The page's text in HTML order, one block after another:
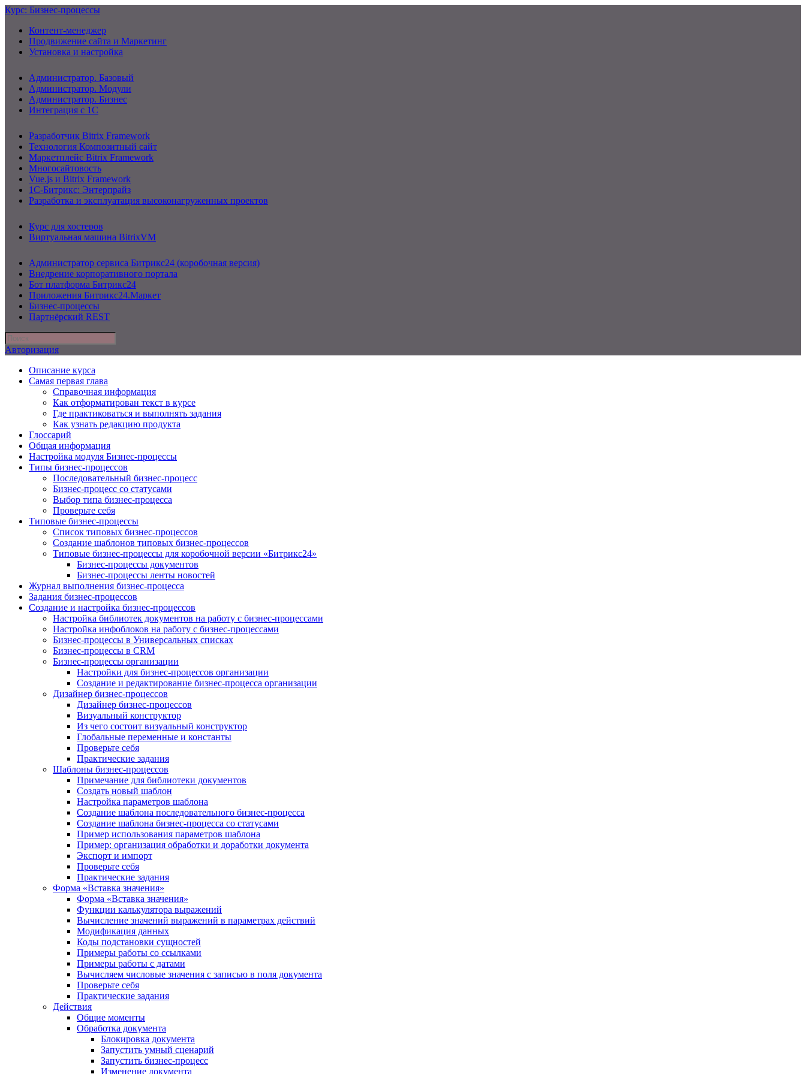
Курс: Бизнес-процессы
Контент-менеджер
Продвижение сайта и Маркетинг
Установка и настройка
Администратор. Базовый
Администратор. Модули
Администратор. Бизнес
Интеграция с 1С
Разработчик Bitrix Framework
Технология Композитный сайт
Маркетплейс Bitrix Framework
Многосайтовость
Vue.js и Bitrix Framework
1С-Битрикс: Энтерпрайз
Разработка и эксплуатация высоконагруженных проектов
Курс для хостеров
Виртуальная машина BitrixVM
Администратор сервиса Битрикс24 (коробочная версия)
Внедрение корпоративного портала
Бот платформа Битрикс24
Приложения Битрикс24.Маркет
Бизнес-процессы
Партнёрский REST
Авторизация
Описание курса
Самая первая глава
Справочная информация
Как отформатирован текст в курсе
Где практиковаться и выполнять задания
Как узнать редакцию продукта
Глоссарий
Общая информация
Настройка модуля Бизнес-процессы
Типы бизнес-процессов
Последовательный бизнес-процесс
Бизнес-процесс со статусами
Выбор типа бизнес-процесса
Проверьте себя
Типовые бизнес-процессы
Список типовых бизнес-процессов
Создание шаблонов типовых бизнес-процессов
Типовые бизнес-процессы для коробочной версии «Битрикс24»
Бизнес-процессы документов
Бизнес-процессы ленты новостей
Журнал выполнения бизнес-процесса
Задания бизнес-процессов
Создание и настройка бизнес-процессов
Настройка библиотек документов на работу с бизнес-процессами
Настройка инфоблоков на работу с бизнес-процессами
Бизнес-процессы в Универсальных списках
Бизнес-процессы в CRM
Бизнес-процессы организации
Настройки для бизнес-процессов организации
Создание и редактирование бизнес-процесса организации
Дизайнер бизнес-процессов
Дизайнер бизнес-процессов
Визуальный конструктор
Из чего состоит визуальный конструктор
Глобальные переменные и константы
Проверьте себя
Практические задания
Шаблоны бизнес-процессов
Примечание для библиотеки документов
Создать новый шаблон
Настройка параметров шаблона
Создание шаблона последовательного бизнес-процесса
Создание шаблона бизнес-процесса со статусами
Пример использования параметров шаблона
Пример: организация обработки и доработки документа
Экспорт и импорт
Проверьте себя
Практические задания
Форма «Вставка значения»
Форма «Вставка значения»
Функции калькулятора выражений
Вычисление значений выражений в параметрах действий
Модификация данных
Коды подстановки сущностей
Примеры работы со ссылками
Примеры работы с датами
Вычисляем числовые значения с записью в поля документа
Проверьте себя
Практические задания
Действия
Общие моменты
Обработка документа
Блокировка документа
Запустить умный сценарий
Запустить бизнес-процесс
Изменение документа